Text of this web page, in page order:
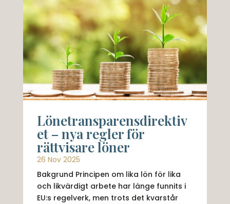
Lönetransparensdirektiv
et – nya regler för
rättvisare löner
26 Nov 2025
Bakgrund Principen om lika lön för lika
och likvärdigt arbete har länge funnits i
EU:s regelverk, men trots det kvarstår